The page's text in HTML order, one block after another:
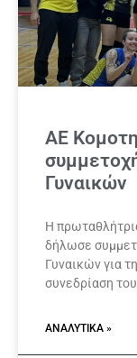
ΑΕ
Γυναικών
Η
δήλωσε
Γυναικών για
συνεδρίαση
ΑΝΑΛΥΤΙΚΆ »